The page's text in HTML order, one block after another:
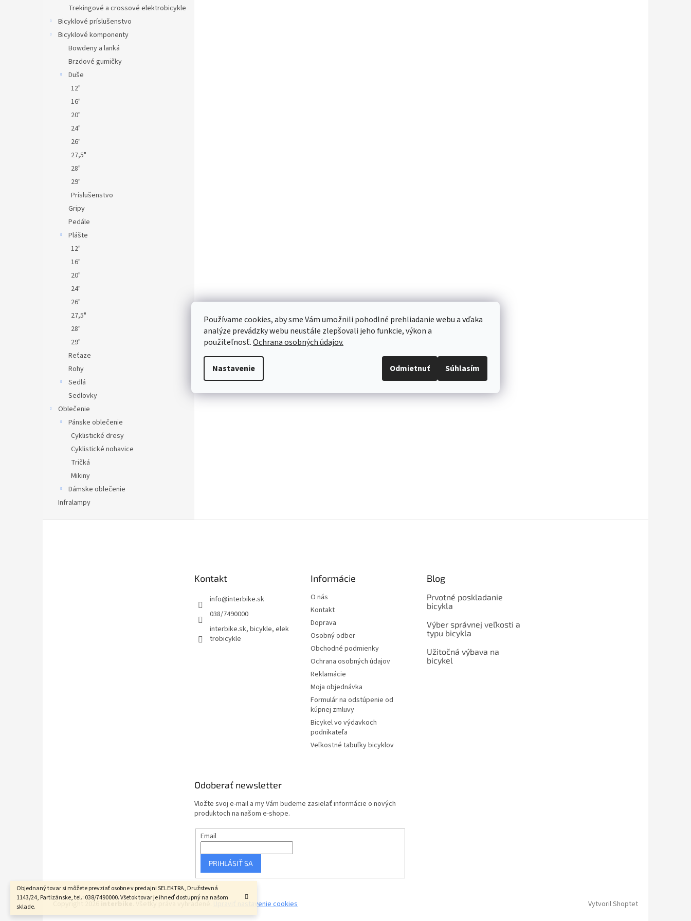
Používame cookies, aby sme Vám umožnili pohodlné prehliadanie webu a vďaka
analýze prevádzky webu neustále zlepšovali jeho funkcie, výkon a
použiteľnosť.Ochrana osobných údajov.
Nastavenie Odmietnuť Súhlasím
Objednaný tovar si môžete prevziať osobne v predajni SELEKTRA, Družstevná
1143/24, Partizánske, tel.: 038/7490000. Všetok tovar je ihneď dostupný na našom
sklade.
Trekingové a crossové elektrobicykle
Bicyklové príslušenstvo
Bicyklové komponenty
Bowdeny a lanká
Brzdové gumičky
Duše
12"
16"
20"
24"
26"
27,5"
28"
29"
Príslušenstvo
Gripy
Pedále
Plášte
12"
16"
20"
24"
26"
27,5"
28"
29"
Reťaze
Rohy
Sedlá
Sedlovky
Oblečenie
Pánske oblečenie
Cyklistické dresy
Cyklistické nohavice
Tričká
Mikiny
Dámske oblečenie
Infralampy
Kontakt
info@interbike.sk
038/7490000
interbike.sk, bicykle, elek
trobicykle
Informácie
O nás
Kontakt
Doprava
Osobný odber
Obchodné podmienky
Ochrana osobných údajov
Reklamácie
Moja objednávka
Formulár na odstúpenie od
kúpnej zmluvy
Bicykel vo výdavkoch
podnikateľa
Veľkostné tabuľky bicyklov
Blog
Prvotné poskladanie
bicykla
Výber správnej veľkosti a
typu bicykla
Užitočná výbava na
bicykel
Odoberať newsletter
Vložte svoj e-mail a my Vám budeme zasielať informácie o nových
produktoch na našom e-shope.
Email
PRIHLÁSIŤ SA
Vytvoril Shoptet
Copyright 2026 Upraviť nastavenie cookies